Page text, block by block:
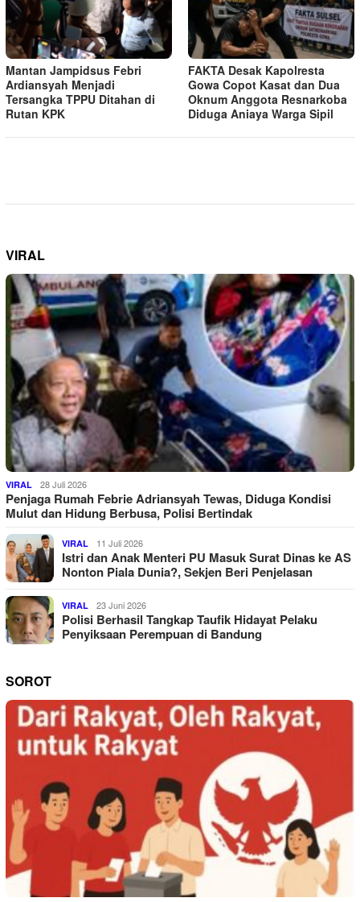
Mantan Jampidsus Febri
Ardiansyah Menjadi
Tersangka TPPU Ditahan di
Rutan KPK
FAKTA Desak Kapolresta
Gowa Copot Kasat dan Dua
Oknum Anggota Resnarkoba
Diduga Aniaya Warga Sipil
VIRAL
VIRAL 28 Juli 2026
Penjaga Rumah Febrie Adriansyah Tewas, Diduga Kondisi
Mulut dan Hidung Berbusa, Polisi Bertindak
VIRAL 11 Juli 2026
Istri dan Anak Menteri PU Masuk Surat Dinas ke AS
Nonton Piala Dunia?, Sekjen Beri Penjelasan
VIRAL 23 Juni 2026
Polisi Berhasil Tangkap Taufik Hidayat Pelaku
Penyiksaan Perempuan di Bandung
SOROT